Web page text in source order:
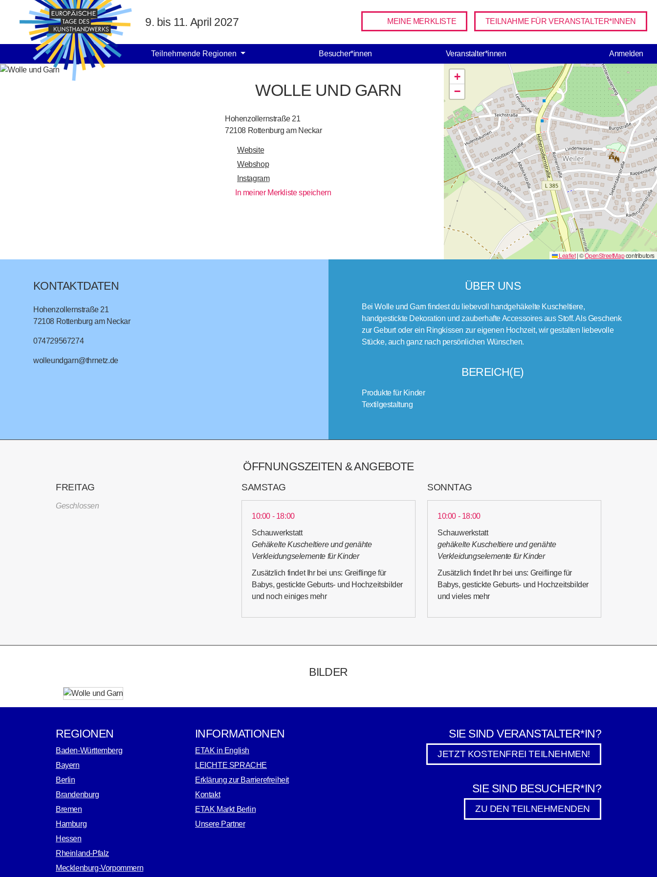
Direkt zum Inhalt
9. bis 11. April 2027 Instagram
MEINE MERKLISTE TEILNAHME FÜR VERANSTALTER*INNEN
MAIN NAVIGATION Teilnehmende Regionen Besucher*innen Veranstalter*innen USER
Anmelden
WOLLE UND GARN
Hohenzollernstraße 21
72108 Rottenburg am Neckar
Website
Webshop
Instagram
In meiner Merkliste speichern
+
−
Leaflet |©OpenStreetMapcontributors
KONTAKTDATEN
Hohenzollernstraße 21
72108 Rottenburg am Neckar
074729567274
wolleundgarn@thrnetz.de
ÜBER UNS
Bei Wolle und Garn findest du liebevoll handgehäkelte Kuscheltiere,
handgestickte Dekoration und zauberhafte Accessoires aus Stoff. Als Geschenk
zur Geburt oder ein Ringkissen zur eigenen Hochzeit, wir gestalten liebevolle
Stücke, auch ganz nach persönlichen Wünschen.
BEREICH(E)
Produkte für Kinder
Textilgestaltung
ÖFFNUNGSZEITEN & ANGEBOTE
FREITAG
Geschlossen
SAMSTAG
10:00 - 18:00
Schauwerkstatt
Gehäkelte Kuscheltiere und genähte
Verkleidungselemente für Kinder
Zusätzlich findet Ihr bei uns: Greiflinge für
Babys, gestickte Geburts- und Hochzeitsbilder
und noch einiges mehr
SONNTAG
10:00 - 18:00
Schauwerkstatt
gehäkelte Kuscheltiere und genähte
Verkleidungselemente für Kinder
Zusätzlich findet Ihr bei uns: Greiflinge für
Babys, gestickte Geburts- und Hochzeitsbilder
und vieles mehr
BILDER
REGIONEN
Baden-Württemberg
Bayern
Berlin
Brandenburg
Bremen
Hamburg
Hessen
Rheinland-Pfalz
Mecklenburg-Vorpommern
INFORMATIONEN
ETAK in English
LEICHTE SPRACHE
Erklärung zur Barrierefreiheit
Kontakt
ETAK Markt Berlin
Unsere Partner
SIE SIND VERANSTALTER*IN?
JETZT KOSTENFREI TEILNEHMEN!
SIE SIND BESUCHER*IN?
ZU DEN TEILNEHMENDEN